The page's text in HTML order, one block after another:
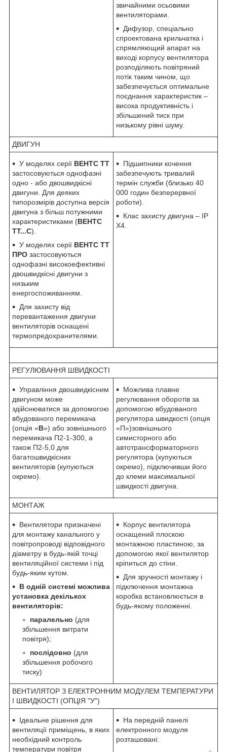
звичайними осьовими
вентиляторами.
Дифузор, спеціально
спроектована крильчатка і
спрямляющий апарат на
виході корпусу вентилятора
розподіляють повітряний
потік таким чином, що
забезпечується оптимальне
поєднання характеристик –
висока продуктивність і
збільшений тиск при
низькому рівні шуму.
ДВИГУН
У моделях серії ВЕНТС ТТ
застосовуються однофазні
одно - або двошвидкісні
двигуни. Для деяких
типорозмірів доступна версія
двигуна з більш потужними
характеристиками (ВЕНТС
ТТ...С).
У моделях серії ВЕНТС ТТ
ПРО застосовуються
однофазні високоефективні
двошвидкісні двигуни з
низьким
енергоспоживанням.
Для захисту від
перевантаження двигуни
вентиляторів оснащені
термопредохранителями.
Підшипники кочення
забезпечують тривалий
термін служби (близько 40
000 годин безперервної
роботи).
Клас захисту двигуна – IP
X4.
РЕГУЛЮВАННЯ ШВИДКОСТІ
Управління двошвидкісним
двигуном може
здійснюватися за допомогою
вбудованого перемикача
(опція «В») або зовнішнього
перемикача П2-1-300, а
також П2-5,0 для
багатошвидкісних
вентиляторів (купуються
окремо).
Можлива плавне
регулювання оборотів за
допомогою вбудованого
регулятора швидкості (опція
«П»)зовнішнього
симисторного або
автотрансформаторного
регулятора (купуються
окремо), підключивши його
до клеми максимальної
швидкості двигуна.
МОНТАЖ
Вентилятори призначені
для монтажу канального у
повітропроводі відповідного
діаметру в будь-якій точці
вентиляційної системи і під
будь-яким кутом.
В одній системі можлива
установка декількох
вентиляторів:
паралельно (для
збільшення витрати
повітря);
послідовно (для
збільшення робочого
тиску)
Корпус вентилятора
оснащений плоскою
монтажною пластиною, за
допомогою якої вентилятор
кріпиться до стіни.
Для зручності монтажу і
підключення монтажна
коробка встановлюється в
будь-якому положенні.
ВЕНТИЛЯТОР З ЕЛЕКТРОННИМ МОДУЛЕМ ТЕМПЕРАТУРИ
І ШВИДКОСТІ (ОПЦІЯ "У")
Ідеальне рішення для
вентиляції приміщень, в яких
необхідний контроль
температури повітря
На передній панелі
електронного модуля
розташовані: